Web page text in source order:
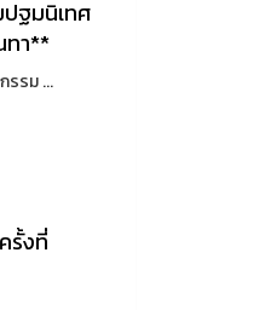
ฐมนิเทศ
ทา**
รรม ...
รั้งที่